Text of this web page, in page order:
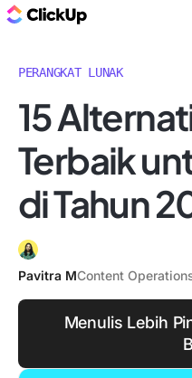
PERANGKAT LUNAK
15
Terbaik
di Tahun
Pavitra MContent
Menulis Lebih